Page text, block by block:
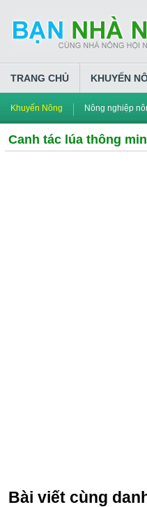
TRANG CHỦ KHUYẾN
Khuyến Nông Nông nghiệp
Canh tác lúa thông
Bài viết cùng